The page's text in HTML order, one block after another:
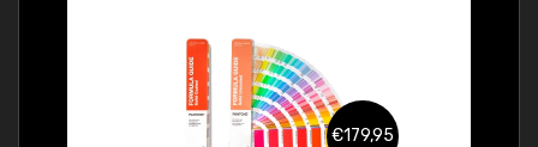
€179,95